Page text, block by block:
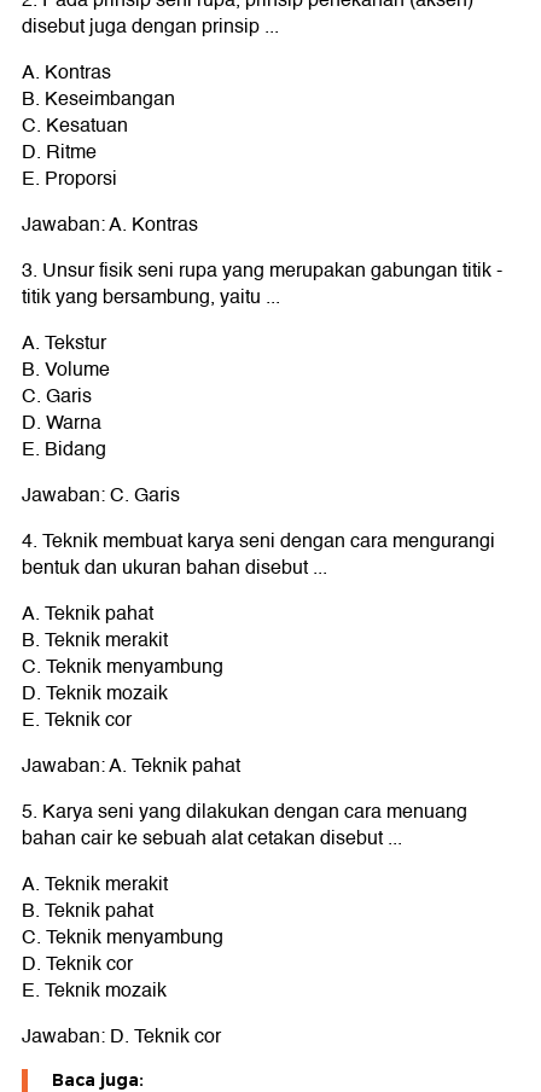
disebut juga dengan prinsip ...
A. Kontras
B. Keseimbangan
C. Kesatuan
D. Ritme
E. Proporsi
Jawaban: A. Kontras
3. Unsur fisik seni rupa yang merupakan gabungan titik -
titik yang bersambung, yaitu ...
A. Tekstur
B. Volume
C. Garis
D. Warna
E. Bidang
Jawaban: C. Garis
4. Teknik membuat karya seni dengan cara mengurangi
bentuk dan ukuran bahan disebut ...
A. Teknik pahat
B. Teknik merakit
C. Teknik menyambung
D. Teknik mozaik
E. Teknik cor
Jawaban: A. Teknik pahat
5. Karya seni yang dilakukan dengan cara menuang
bahan cair ke sebuah alat cetakan disebut ...
A. Teknik merakit
B. Teknik pahat
C. Teknik menyambung
D. Teknik cor
E. Teknik mozaik
Jawaban: D. Teknik cor
Baca juga: